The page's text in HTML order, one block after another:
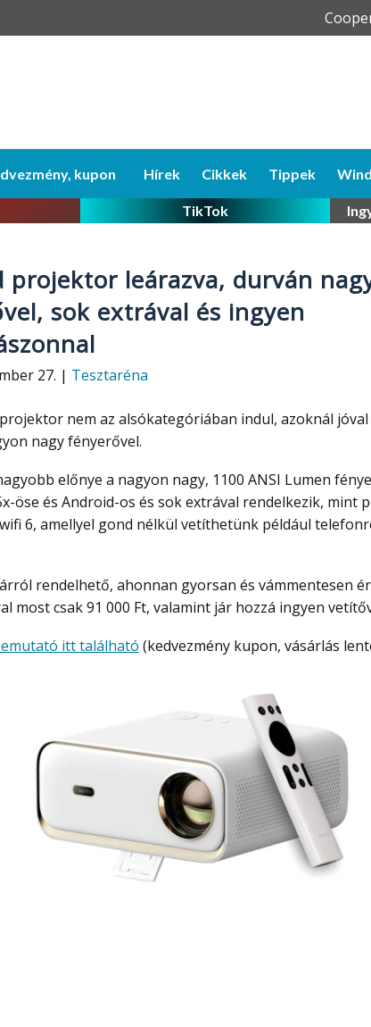
Skip
kupon Hírek Cikkek Tippek
TikTok
projektor leárazva, durván
sok extrával és ingyen
27. | Tesztaréna
nem az alsókategóriában indul, azoknál
nagy fényerővel.
öse és Android-os és sok extrával rendelkezik, mint
6, amellyel gond nélkül vetíthetünk például
most csak 91 000 Ft, valamint jár hozzá ingyen
itt található (kedvezmény kupon, vásárlás